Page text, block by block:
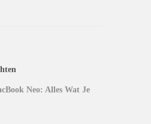
Neo: Alles Wat Je